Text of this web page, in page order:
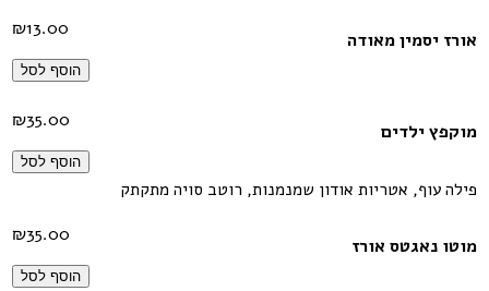
אורז יסמין מאודה ₪13.00
הוסף לסל
מוקפץ ילדים ₪35.00
הוסף לסל
פילה עוף, אטריות אודון שמנמנות, רוטב סויה מתקתק
מוטו נאגטס אורז ₪35.00
הוסף לסל